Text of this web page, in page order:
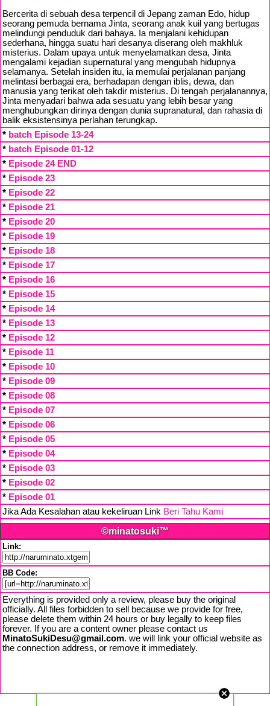
Bercerita di sebuah desa terpencil di Jepang zaman Edo, hidup
seorang pemuda bernama Jinta, seorang anak kuil yang bertugas
melindungi penduduk dari bahaya. Ia menjalani kehidupan
sederhana, hingga suatu hari desanya diserang oleh makhluk
misterius. Dalam upaya untuk menyelamatkan desa, Jinta
mengalami kejadian supernatural yang mengubah hidupnya
selamanya. Setelah insiden itu, ia memulai perjalanan panjang
melintasi berbagai era, berhadapan dengan iblis, dewa, dan
manusia yang terikat oleh takdir misterius. Di tengah perjalanannya,
Jinta menyadari bahwa ada sesuatu yang lebih besar yang
menghubungkan dirinya dengan dunia supranatural, dan rahasia di
balik eksistensinya perlahan terungkap.
* batch Episode 13-24
* batch Episode 01-12
* Episode 24 END
* Episode 23
* Episode 22
* Episode 21
* Episode 20
* Episode 19
* Episode 18
* Episode 17
* Episode 16
* Episode 15
* Episode 14
* Episode 13
* Episode 12
* Episode 11
* Episode 10
* Episode 09
* Episode 08
* Episode 07
* Episode 06
* Episode 05
* Episode 04
* Episode 03
* Episode 02
* Episode 01
Jika Ada Kesalahan atau kekeliruan Link Beri Tahu Kami
©minatosuki™
Link:
BB Code:
Everything is provided only a review, please buy the original
officially. All files forbidden to sell because we provide for free,
please delete them within 24 hours or buy legally to keep files
forever. If you are a content owner please contact us
MinatoSukiDesu@gmail.com. we will link your official website as
the connection address, or remove it immediately.